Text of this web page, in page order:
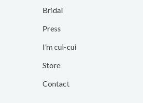
Bridal
Press
I’m cui-cui
Store
Contact